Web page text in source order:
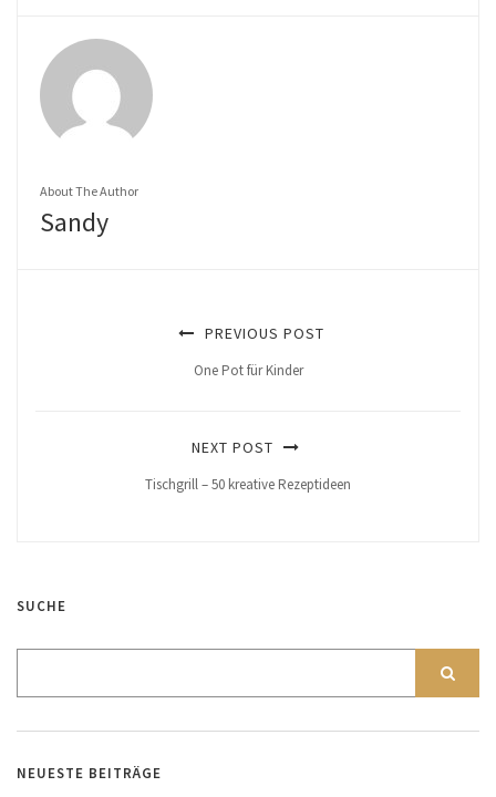
About The Author
Sandy
PREVIOUS POST
One Pot für Kinder
NEXT POST
Tischgrill – 50 kreative Rezeptideen
SUCHE
NEUESTE BEITRÄGE